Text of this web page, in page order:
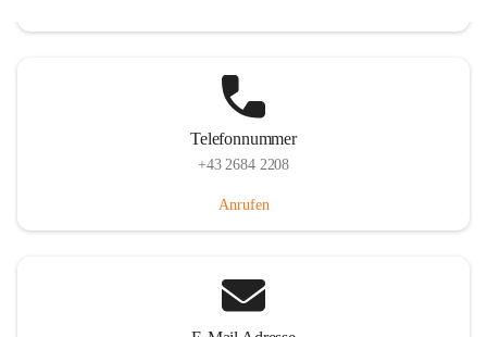
Telefonnummer
+43 2684 2208
Anrufen